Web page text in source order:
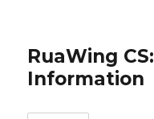
RuaWing
Information